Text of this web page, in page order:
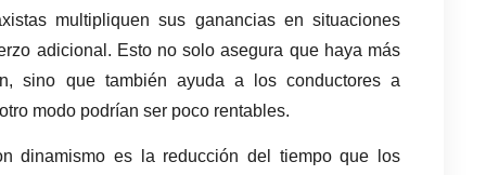
multipliquen sus ganancias en situaciones
adicional. Esto no solo asegura que haya más
sino que también ayuda a los conductores a
modo podrían ser poco rentables.
dinamismo es la reducción del tiempo que los